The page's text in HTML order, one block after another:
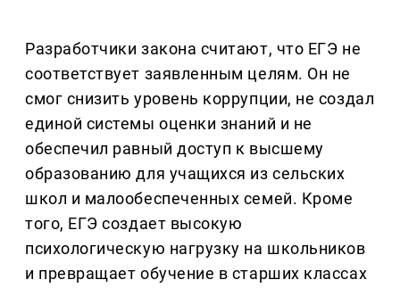
Разработчики закона считают, что ЕГЭ не
соответствует заявленным целям. Он не
смог снизить уровень коррупции, не создал
единой системы оценки знаний и не
обеспечил равный доступ к высшему
образованию для учащихся из сельских
школ и малообеспеченных семей. Кроме
того, ЕГЭ создает высокую
психологическую нагрузку на школьников
и превращает обучение в старших классах